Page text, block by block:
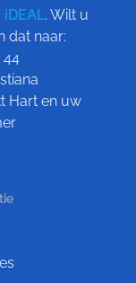
iDEAL. Wilt u
dat naar:
44
Hart en uw